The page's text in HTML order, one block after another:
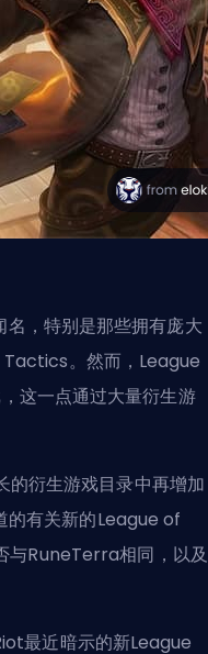
，特别是那些拥有庞大
。然而，League
这一点通过大量衍生游
衍生游戏目录中再增加
的有关新的League of
与RuneTerra相同，以及
最近暗示的新League